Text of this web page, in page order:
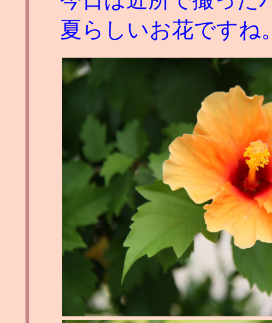
夏らしいお花ですね